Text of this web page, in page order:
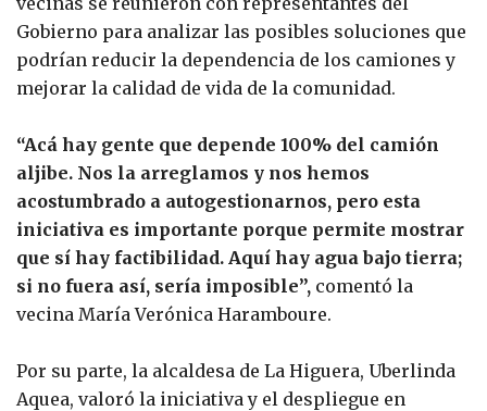
Gobierno para analizar las posibles soluciones que
podrían reducir la dependencia de los camiones y
mejorar la calidad de vida de la comunidad.
“Acá hay gente que depende 100% del camión
aljibe. Nos la arreglamos y nos hemos
acostumbrado a autogestionarnos, pero esta
iniciativa es importante porque permite mostrar
que sí hay factibilidad. Aquí hay agua bajo tierra;
si no fuera así, sería imposible”, comentó la
vecina María Verónica Haramboure.
Por su parte, la alcaldesa de La Higuera, Uberlinda
Aquea, valoró la iniciativa y el despliegue en